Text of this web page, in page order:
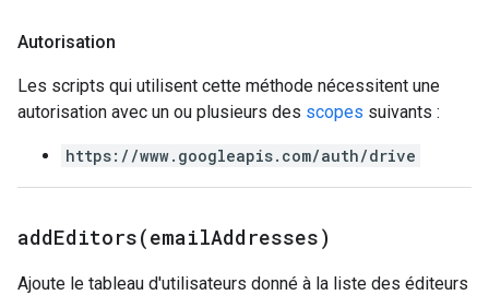
Autorisation
Les scripts qui utilisent cette méthode nécessitent une
autorisation avec un ou plusieurs des scopes suivants :
https://www.googleapis.com/auth/drive
addEditors(emailAddresses)
Ajoute le tableau d'utilisateurs donné à la liste des éditeurs